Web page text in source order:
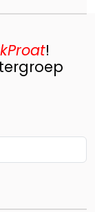
!
of afmelding.